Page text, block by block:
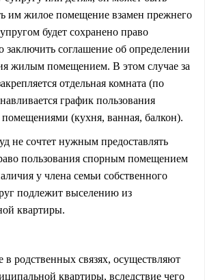
им жилое помещение взамен прежнего
будет сохранено право
соглашение об определении
жилым помещением. В этом случае за
отдельная комната (по
график пользования
(кухня, ванная, балкон).
не сочтет нужным предоставлять
пользования спорным помещением
у члена семьи собственного
подлежит выселению из
квартиры.
родственных связях, осуществляют
квартиры, вследствие чего